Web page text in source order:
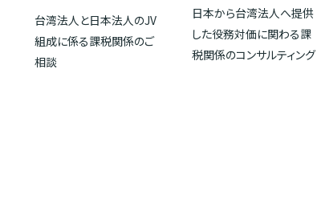
台湾法人と日本法人のJV
組成に係る課税関係のご
相談
日本から台湾法人へ提供
した役務対価に関わる課
税関係のコンサルティング